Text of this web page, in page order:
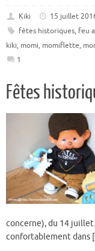
Kiki 15 juillet
fêtes historiques, feu
kiki, momi, momiflette,
1
Fêtes
concerne), du 14
confortablement dans